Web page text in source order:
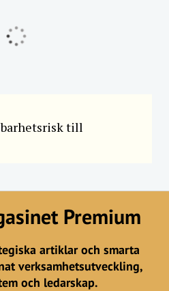
till
Premium
artiklar och smarta
verksamhetsutveckling,
och ledarskap.